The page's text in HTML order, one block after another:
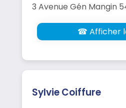
3 Avenue Gén Mangin
☎ Afficher
Sylvie Coiffure